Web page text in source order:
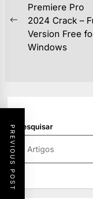
PREVIOUS POST
POST
Previous
post:
Premiere Pro
2024 Crack –
Version Free
Windows
Pesquisar